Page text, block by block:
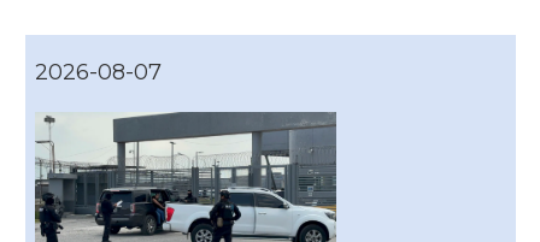
2026-08-07